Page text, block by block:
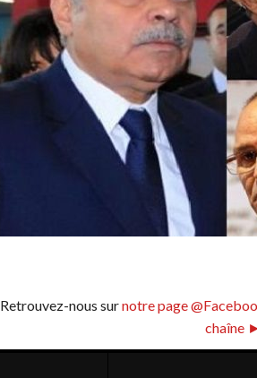
Retrouvez-nous surnotre page
chaîne